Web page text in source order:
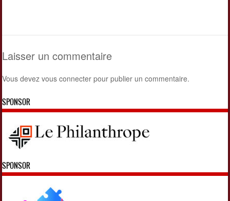
Laisser un commentaire
Vous devezvous connecter pour publier un commentaire.
SPONSOR
SPONSOR